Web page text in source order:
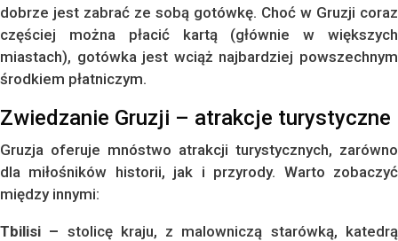
dobrze jest zabrać ze sobą gotówkę. Choć w Gruzji coraz
częściej można płacić kartą (głównie w większych
miastach), gotówka jest wciąż najbardziej powszechnym
środkiem płatniczym.
Zwiedzanie Gruzji – atrakcje turystyczne
Gruzja oferuje mnóstwo atrakcji turystycznych, zarówno
dla miłośników historii, jak i przyrody. Warto zobaczyć
między innymi:
Tbilisi – stolicę kraju, z malowniczą starówką, katedrą